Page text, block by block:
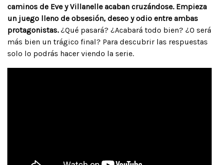
caminos de Eve y Villanelle acaban cruzándose. Empieza
un juego lleno de obsesión, deseo y odio entre ambas
protagonistas.¿Qué pasará? ¿Acabará todo bien? ¿O será
más bien un trágico final? Para descubrir las respuestas
solo lo podrás hacer viendo la serie.